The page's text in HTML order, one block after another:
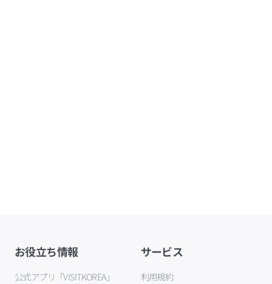
お役立ち情報
公式アプリ「VISITKOREA」
サービス
利用規約